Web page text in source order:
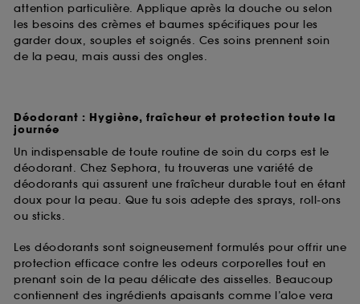
attention particulière. Applique après la douche ou selon
les besoins des crèmes et baumes spécifiques pour les
garder doux, souples et soignés. Ces soins prennent soin
de la peau, mais aussi des ongles.
Déodorant : Hygiène, fraîcheur et protection toute la
journée
Un indispensable de toute routine de soin du corps est le
déodorant. Chez Sephora, tu trouveras une variété de
déodorants qui assurent une fraîcheur durable tout en étant
doux pour la peau. Que tu sois adepte des sprays, roll-ons
ou sticks.
Les déodorants sont soigneusement formulés pour offrir une
protection efficace contre les odeurs corporelles tout en
prenant soin de la peau délicate des aisselles. Beaucoup
contiennent des ingrédients apaisants comme l’aloe vera